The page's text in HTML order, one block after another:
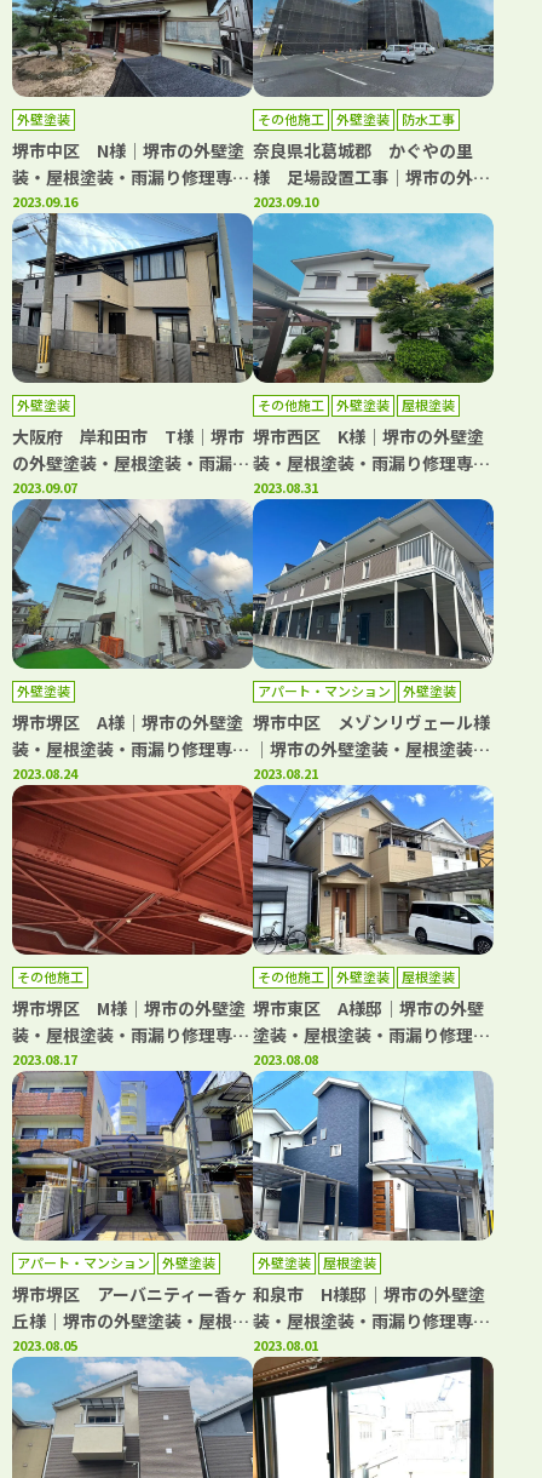
外壁塗装
堺市中区 N様│堺市の外壁塗
装・屋根塗装・雨漏り修理専門
店 千成工務店
2023.09.16
その他施工 外壁塗装 防水工事
奈良県北葛城郡 かぐやの里
様 足場設置工事│堺市の外壁
塗装・屋根塗装・雨漏り修理専
門店 千成工務店
2023.09.10
外壁塗装
大阪府 岸和田市 T様│堺市
の外壁塗装・屋根塗装・雨漏り
修理専門店 千成工務店
2023.09.07
その他施工 外壁塗装
屋根塗装
防水工事
堺市西区 K様│堺市の外壁塗
装・屋根塗装・雨漏り修理専門
店 千成工務店
2023.08.31
外壁塗装
堺市堺区 A様│堺市の外壁塗
装・屋根塗装・雨漏り修理専門
店 千成工務店
2023.08.24
アパート・マンション
外壁塗装
屋根塗装
防水工事
堺市中区 メゾンリヴェール様
│堺市の外壁塗装・屋根塗装・
雨漏り修理専門店 千成工務店
2023.08.21
その他施工
堺市堺区 M様│堺市の外壁塗
装・屋根塗装・雨漏り修理専門
店 千成工務店
2023.08.17
その他施工 外壁塗装 屋根塗装
堺市東区 A様邸│堺市の外壁
塗装・屋根塗装・雨漏り修理専
門店 千成工務店
2023.08.08
アパート・マンション
外壁塗装
屋根塗装
防水工事
堺市堺区 アーバニティー香ヶ
丘様│堺市の外壁塗装・屋根塗
装・雨漏り修理専門店 千成工
務店
2023.08.05
外壁塗装 屋根塗装
和泉市 H様邸│堺市の外壁塗
装・屋根塗装・雨漏り修理専門
店 千成工務店
2023.08.01